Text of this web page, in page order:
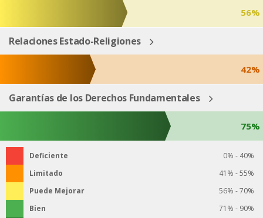
56%
Relaciones Estado-Religiones
42%
Garantías de los Derechos Fundamentales
75%
Deficiente
0% - 40%
Limitado
41% - 55%
Puede Mejorar
56% - 70%
Bien
71% - 90%